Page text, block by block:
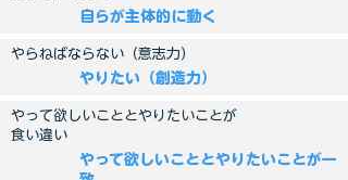
自らが主体的に動く
やらねばならない（意志力）
やりたい（創造力）
やって欲しいこととやりたいことが
食い違い
やって欲しいこととやりたいことが一